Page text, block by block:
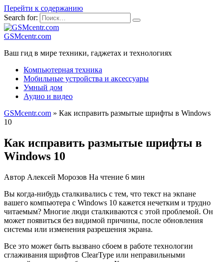
Перейти к содержанию
Search for:
GSMcentr.com
Ваш гид в мире техники, гаджетах и технологиях
Компьютерная техника
Мобильные устройства и аксессуары
Умный дом
Аудио и видео
GSMcentr.com » Как исправить размытые шрифты в Windows
10
Как исправить размытые шрифты в
Windows 10
Автор Алексей Морозов На чтение 6 мин
Вы когда-нибудь сталкивались с тем, что текст на экпане
вашего компьютера с Windows 10 кажется нечетким и трудно
читаемым? Многие люди сталкиваются с этой проблемой. Он
может появиться без видимой причины, после обновления
системы или изменения разрешения экрана.
Все это может быть вызвано сбоем в работе технологии
сглаживания шрифтов ClearType или неправильными